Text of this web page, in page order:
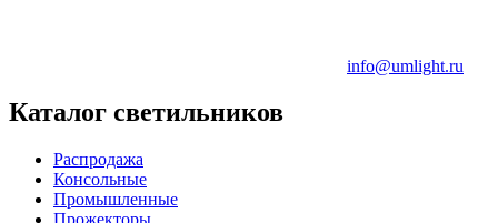
info@umlight.ru
Каталог светильников
Распродажа
Консольные
Промышленные